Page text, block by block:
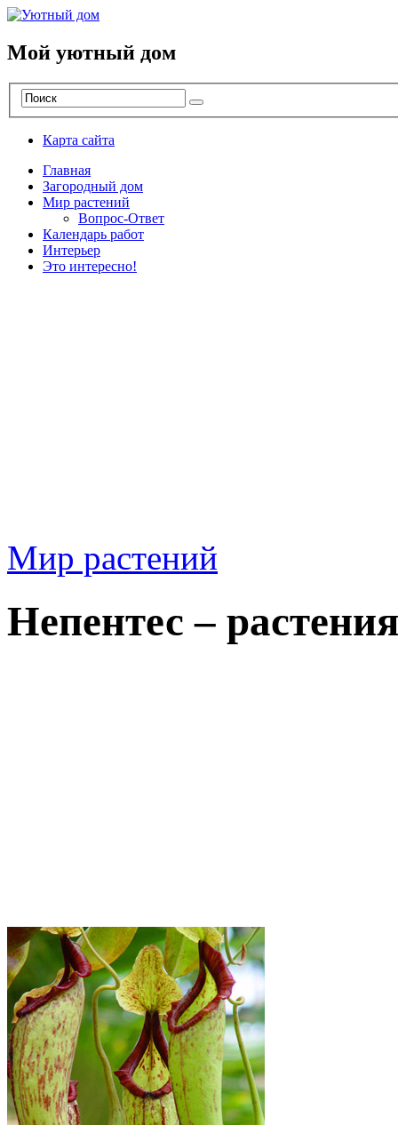
Мой уютный дом
Карта сайта
Главная
Загородный дом
Мир растений
Вопрос-Ответ
Календарь работ
Интерьер
Это интересно!
Мир растений
Непентес –